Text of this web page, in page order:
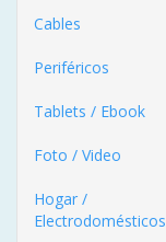
Cables
Periféricos
Tablets / Ebook
Foto / Video
Hogar /
Electrodomésticos